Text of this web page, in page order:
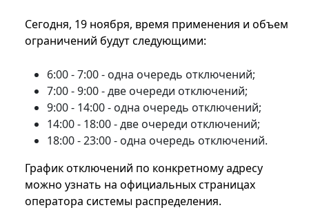
Сегодня, 19 ноября, время применения и объем
ограничений будут следующими:
6:00 - 7:00 - одна очередь отключений;
7:00 - 9:00 - две очереди отключений;
9:00 - 14:00 - одна очередь отключений;
14:00 - 18:00 - две очереди отключений;
18:00 - 23:00 - одна очередь отключений.
График отключений по конкретному адресу
можно узнать на официальных страницах
оператора системы распределения.